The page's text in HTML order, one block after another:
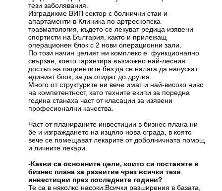
тези заболявания.
Изградихме ВИП сектор с болнични стаи и
апартаменти в Клиника по артроскопска
травматология, където се лекуват редица изявени
спортисти на България, както и прилежащ
операционен блок с 2 нови операционни зали.
По този начин целият ни комплекс е функционално
свързан, което гарантира възможно най-лесния
достъп на пациентите без да се налага да напускат
единият блок, за да отидат до другия.
Много от структурите ни вече имат и най-високо ниво
на компетентност, като техните екипи за поредна
година станаха част от класации за изявени
професионални качества.
Част от планираните инвестиции в бизнес плана ни
бе и изграждането на изцяло нова сграда, в която
вече се помещават лекарите от доболничната помощ
и личните лекари.
-Какви са основните цели, които си поставяте в
бизнес плана за развитие чрез всички тези
инвестиции през последните години?
Те са в няколко насоки.Всички разширения в базата,